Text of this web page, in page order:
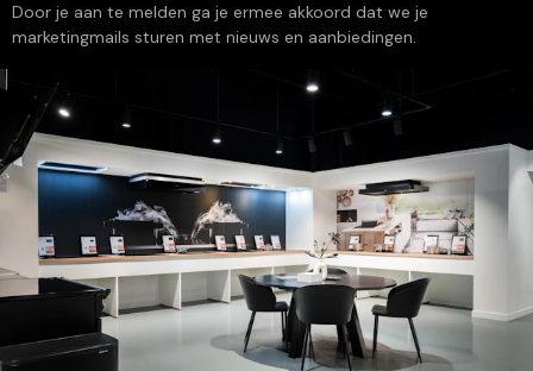
Door je aan te melden ga je ermee akkoord dat we je
marketingmails sturen met nieuws en aanbiedingen.